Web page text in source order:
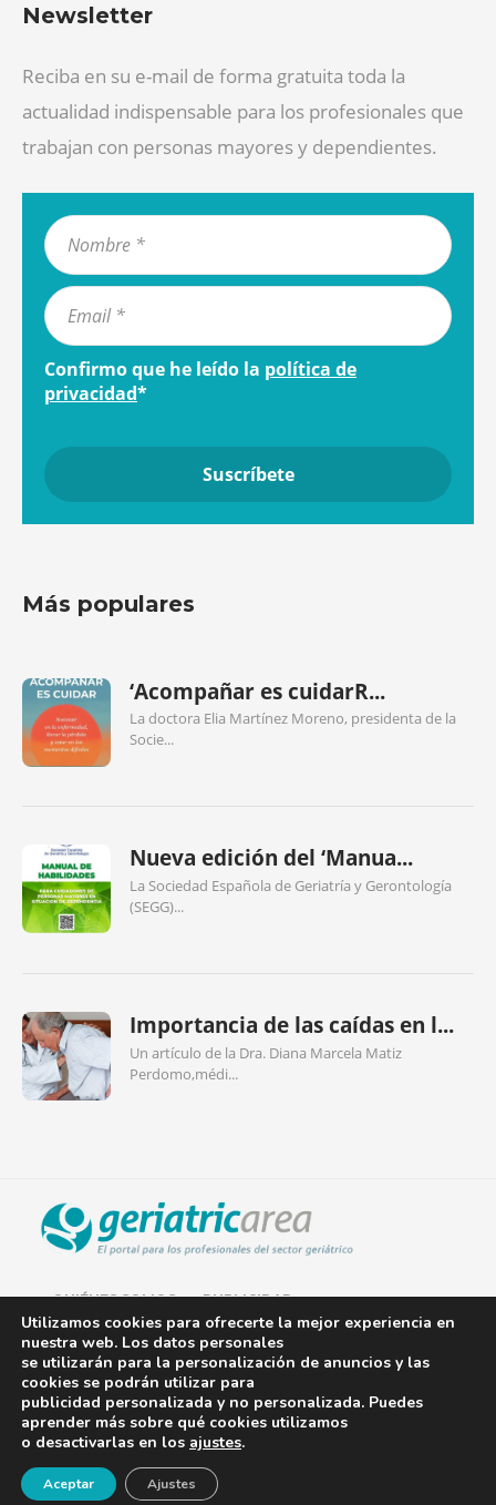
Newsletter
Reciba en su e-mail de forma gratuita toda la
actualidad indispensable para los profesionales que
trabajan con personas mayores y dependientes.
Confirmo que he leído la política de
privacidad*
Más populares
‘Acompañar es cuidarR...
La doctora Elia Martínez Moreno, presidenta de la
Socie...
Nueva edición del ‘Manua...
La Sociedad Española de Geriatría y Gerontología
(SEGG)...
Importancia de las caídas en l...
Un artículo de la Dra. Diana Marcela Matiz
Perdomo,médi...
QUIÉNES SOMOS PUBLICIDAD
AVISO LEGAL
POLÍTICA DE COOKIES
POLÍTICA DE PRIVACIDAD
CONTACTO¡Newsletter!
Utilizamos cookies para ofrecerte la mejor experiencia en
nuestra web. Los datos personales
se utilizarán para la personalización de anuncios y las
cookies se podrán utilizar para
publicidad personalizada y no personalizada. Puedes
aprender más sobre qué cookies utilizamos
o desactivarlas en los ajustes.
Aceptar Ajustes